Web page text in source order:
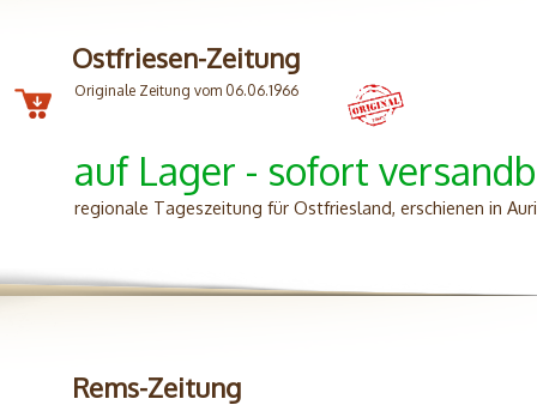
Ostfriesen-Zeitung
Originale Zeitung vom 06.06.1966
auf Lager - sofort
regionale Tageszeitung für Ostfriesland, erschienen in
Rems-Zeitung